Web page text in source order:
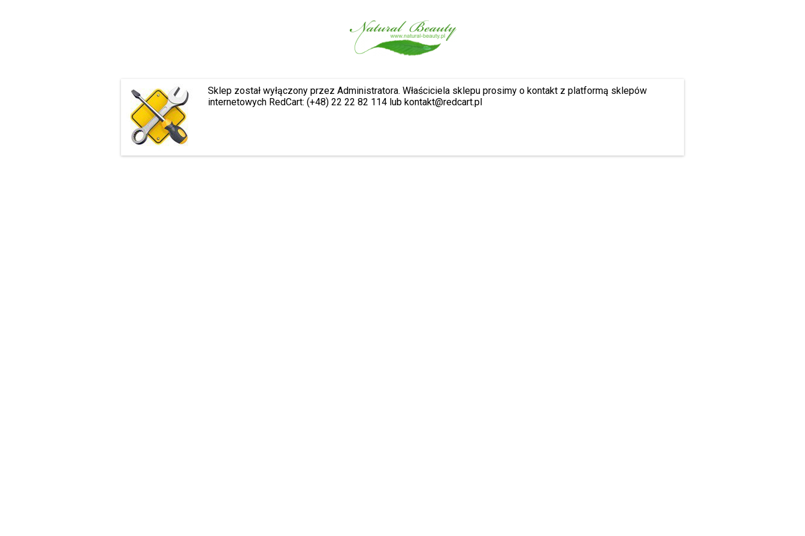
Sklep został wyłączony przez Administratora. Właściciela sklepu prosimy o kontakt z platformą sklepów
internetowych RedCart: (+48) 22 22 82 114 lub kontakt@redcart.pl